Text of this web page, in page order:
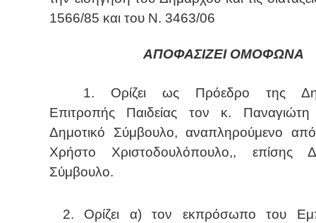
1566/85 και του Ν. 3463/06
ΑΠΟΦΑΣΙΖΕΙ ΟΜΟΦΩΝΑ
1. Ορίζει ως Πρόεδρο της
Επιτροπής Παιδείας τον κ.
Δημοτικό Σύμβουλο, αναπληρούμενο
Χρήστο Χριστοδουλόπουλο,, επίσης
Σύμβουλο.
2. Ορίζει α) τον εκπρόσωπο του